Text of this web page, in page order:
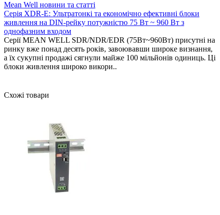
Mean Well новини та статті
Серія XDR-E: Ультратонкі та економічно ефективні блоки
живлення на DIN-рейку потужністю 75 Вт ~ 960 Вт з
однофазним входом
Серії MEAN WELL SDR/NDR/EDR (75Вт~960Вт) присутні на
ринку вже понад десять років, завоювавши широке визнання,
а їх сукупні продажі сягнули майже 100 мільйонів одиниць. Ці
блоки живлення широко викори..
Схожі товари